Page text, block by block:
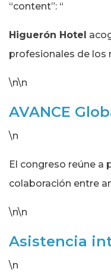
“content”: “
Higuerón Hotel
profesionales de los
\n\n
AVANCE
\n
El congreso reúne a
colaboración entre
\n\n
Asistencia
\n